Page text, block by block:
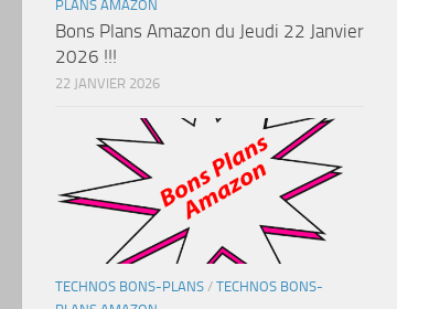
PLANS AMAZON
Bons Plans Amazon du Jeudi 22 Janvier
2026 !!!
22 JANVIER 2026
TECHNOS BONS-PLANS / TECHNOS BONS-